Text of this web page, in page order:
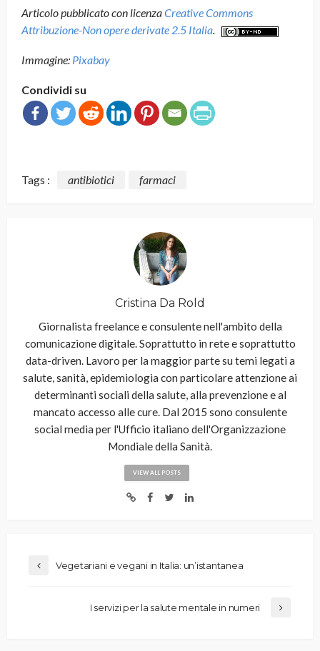
Articolo pubblicato con licenzaCreative Commons
Attribuzione-Non opere derivate 2.5 Italia.
Immagine: Pixabay
Condividi su
Tags : antibiotici farmaci
Cristina Da Rold
Giornalista freelance e consulente nell'ambito della
comunicazione digitale. Soprattutto in rete e soprattutto
data-driven. Lavoro per la maggior parte su temi legati a
salute, sanità, epidemiologia con particolare attenzione ai
determinanti sociali della salute, alla prevenzione e al
mancato accesso alle cure. Dal 2015 sono consulente
social media per l'Ufficio italiano dell'Organizzazione
Mondiale della Sanità.
VIEW ALL POSTS
Vegetariani e vegani in Italia: un’istantanea
I servizi per la salute mentale in numeri